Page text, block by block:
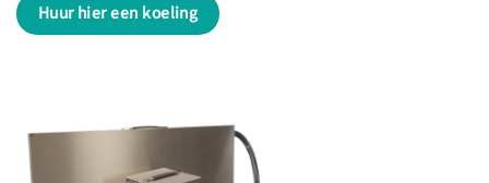
Huur hier een koeling